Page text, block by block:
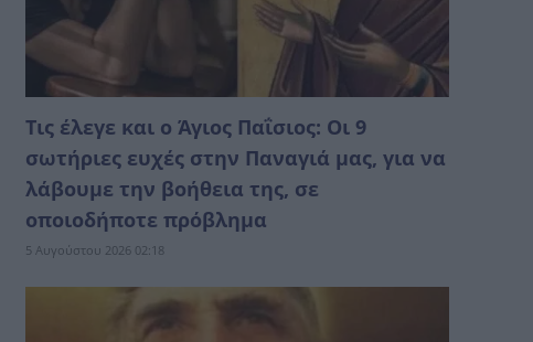
Τις έλεγε και ο Άγιος Παΐσιος: Οι 9
σωτήριες ευχές στην Παναγιά μας, για να
λάβουμε την βοήθεια της, σε
οποιοδήποτε πρόβλημα
5 Αυγούστου 2026 02:18